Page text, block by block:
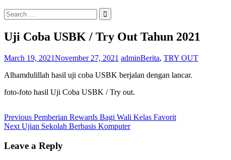
Search
for:
Uji Coba USBK / Try Out Tahun 2021
March 19, 2021November 27, 2021 adminBerita, TRY OUT
Alhamdulillah hasil uji coba USBK berjalan dengan lancar.
foto-foto hasil Uji Coba USBK / Try out.
Post
navigation
Previous Previous
post:
Pemberian Rewards Bagi Wali Kelas Favorit
Next Next
Ujian Sekolah Berbasis Komputer
Leave a Reply